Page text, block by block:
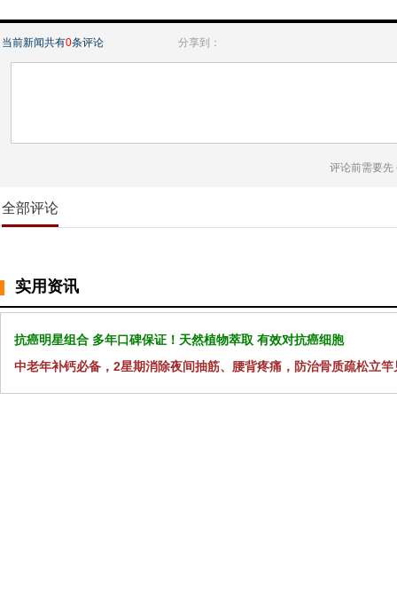
当前新闻共有0条评论 分享到：
评论前需要先
全部评论
实用资讯
抗癌明星组合 多年口碑保证！天然植物萃取 有效对抗癌细胞
中老年补钙必备，2星期消除夜间抽筋、腰背疼痛，防治骨质疏松立竿